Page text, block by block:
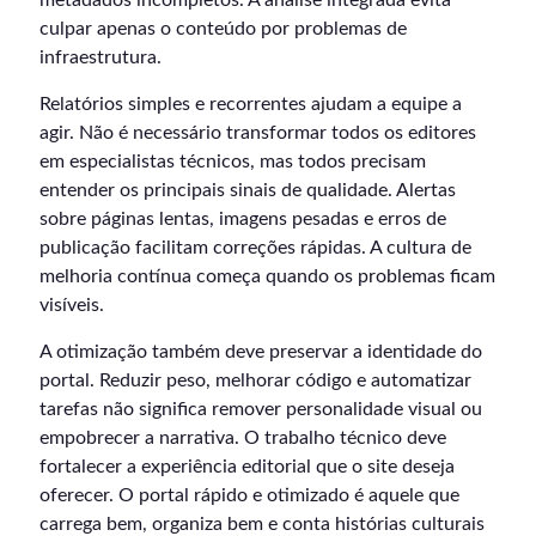
culpar apenas o conteúdo por problemas de
infraestrutura.
Relatórios simples e recorrentes ajudam a equipe a
agir. Não é necessário transformar todos os editores
em especialistas técnicos, mas todos precisam
entender os principais sinais de qualidade. Alertas
sobre páginas lentas, imagens pesadas e erros de
publicação facilitam correções rápidas. A cultura de
melhoria contínua começa quando os problemas ficam
visíveis.
A otimização também deve preservar a identidade do
portal. Reduzir peso, melhorar código e automatizar
tarefas não significa remover personalidade visual ou
empobrecer a narrativa. O trabalho técnico deve
fortalecer a experiência editorial que o site deseja
oferecer. O portal rápido e otimizado é aquele que
carrega bem, organiza bem e conta histórias culturais